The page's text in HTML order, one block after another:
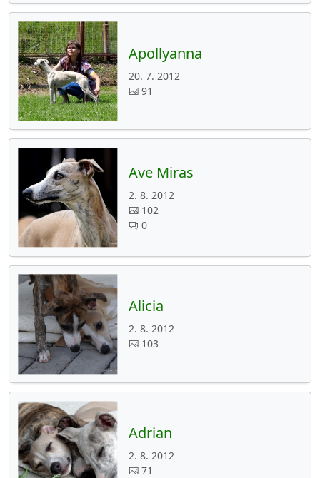
Apollyanna
20. 7. 2012
91
Ave Miras
2. 8. 2012
102
0
Alicia
2. 8. 2012
103
Adrian
2. 8. 2012
71